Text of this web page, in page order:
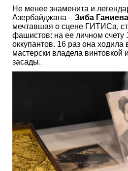
Не менее знаменита и
Азербайджана – Зиба
мечтавшая о сцене ГИТИСа,
фашистов: на ее личном счету
оккупантов. 16 раз она ходила
мастерски владела винтовкой
засады.